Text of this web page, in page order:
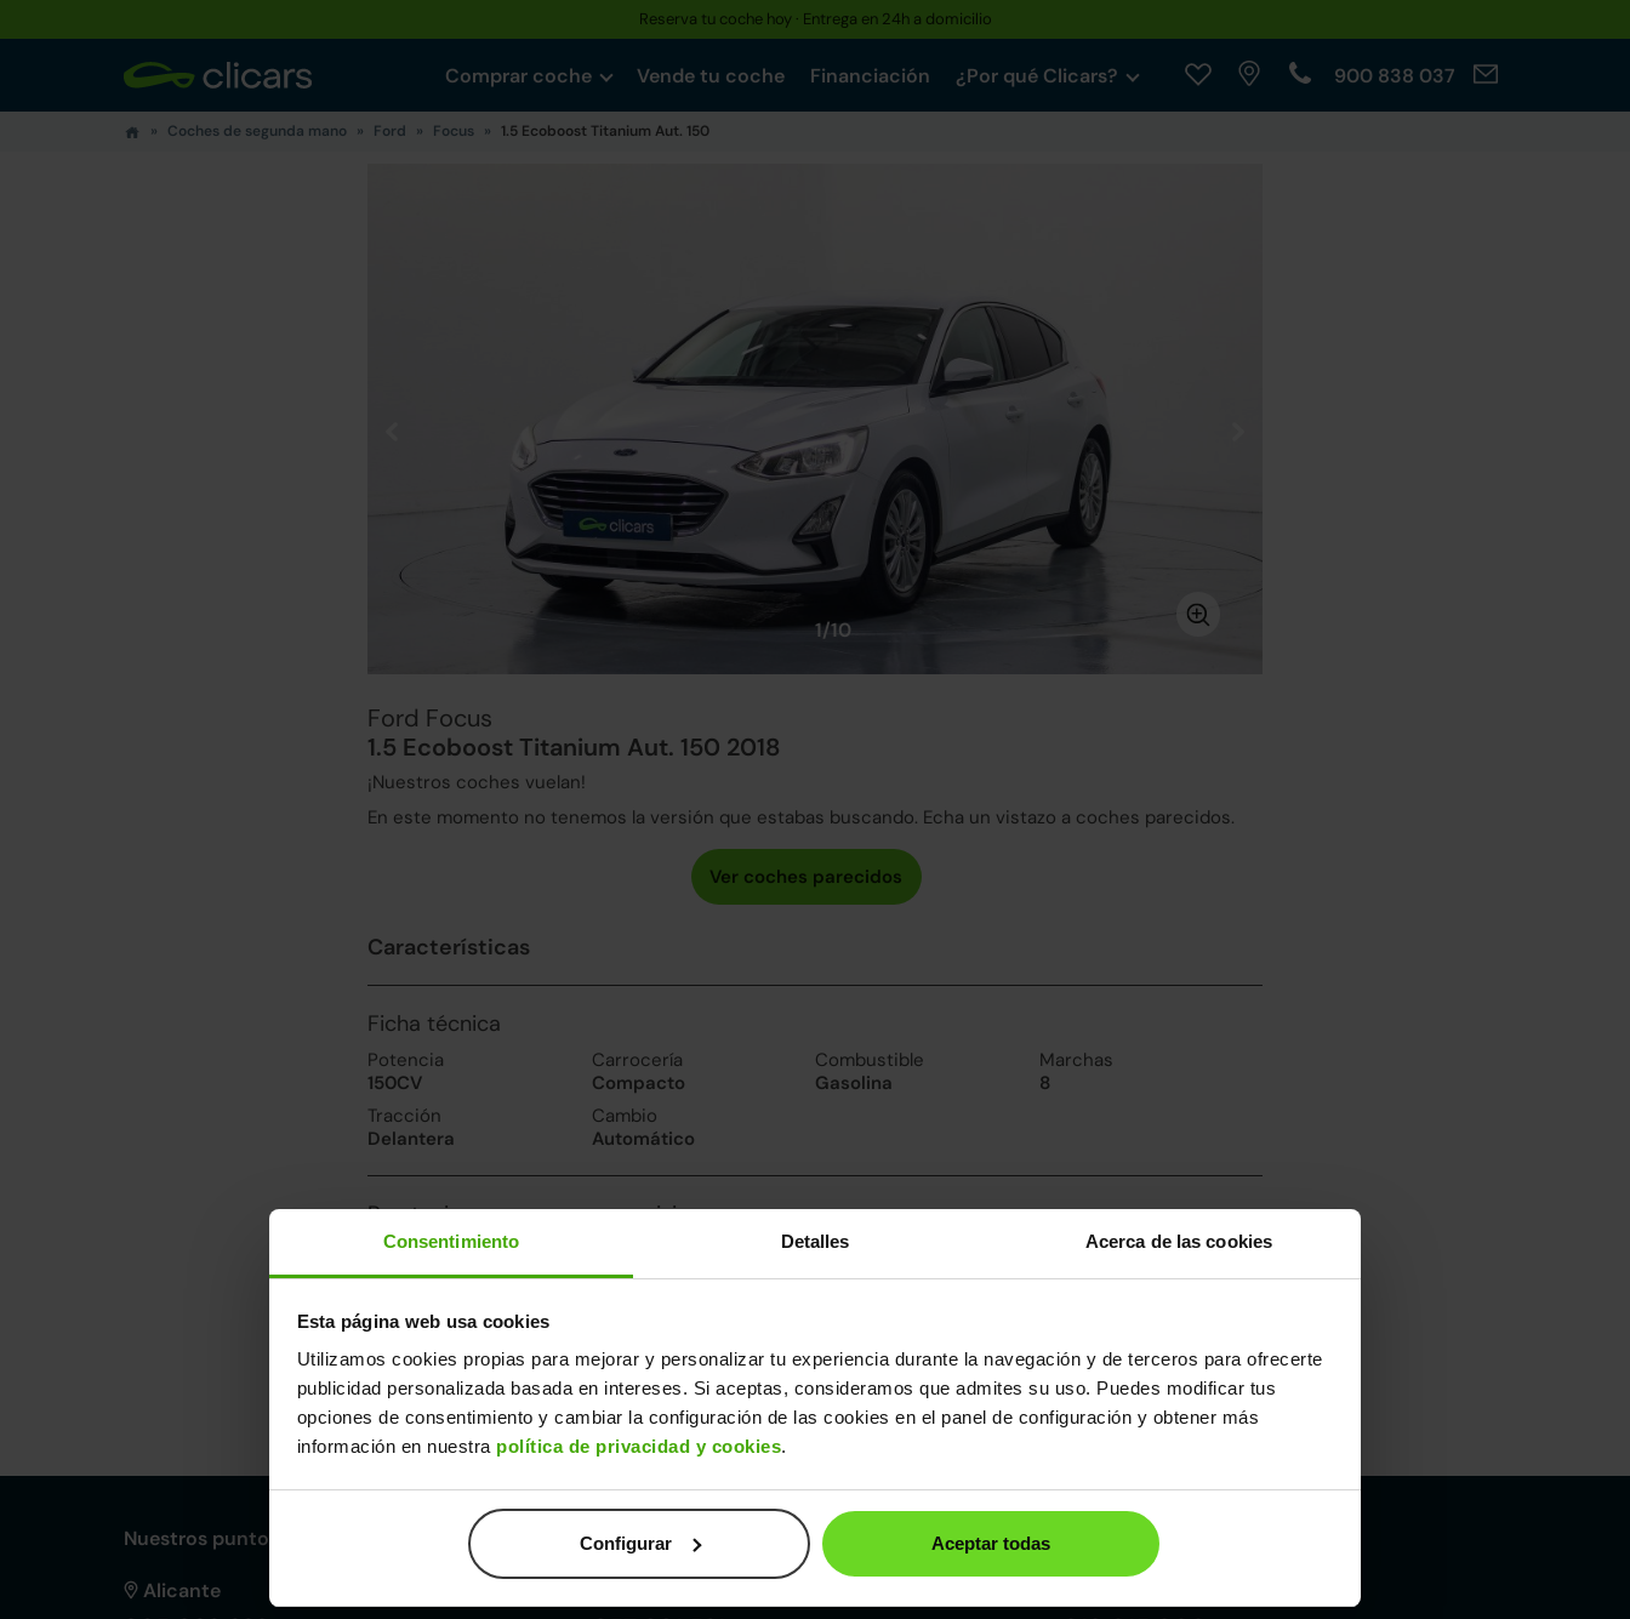
Consentimiento Detalles Acerca de las cookies
Esta página web usa cookies
Utilizamos cookies propias para mejorar y personalizar tu experiencia durante la navegación y de terceros para ofrecerte
publicidad personalizada basada en intereses. Si aceptas, consideramos que admites su uso. Puedes modificar tus
opciones de consentimiento y cambiar la configuración de las cookies en el panel de configuración y obtener más
información en nuestra política de privacidad y cookies.
Configurar Aceptar todas
Reserva tu coche hoy · Entrega en 24h a domicilio
Comprar coche Vende tu coche Financiación ¿Por qué Clicars? 900 838 037
Coches de segunda mano Ford Focus 1.5 Ecoboost Titanium Aut. 150
1/10
Ford Focus
1.5 Ecoboost Titanium Aut. 150 2018
¡Nuestros coches vuelan!
En este momento no tenemos la versión que estabas buscando. Echa un vistazo a coches parecidos.
Características
Ficha técnica
Potencia
150CV
Carrocería
Compacto
Combustible
Gasolina
Marchas
8
Tracción
Delantera
Cambio
Automático
Prestaciones, consumo y emisiones
Velocidad máxima
210km/h
8.8segundos
Emisiones
125CO2
Consumo mixto
6l/100
6.9l/100
Dimensiones y otros datos
Largo
Ancho
Alto
1,45m
Nuestros puntos de venta Clicars:
Alicante